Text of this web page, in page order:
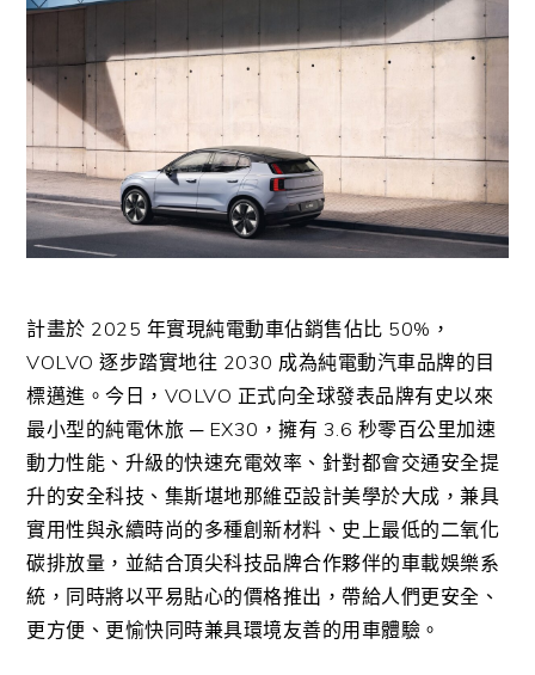
計畫於 2025 年實現純電動車佔銷售佔比 50% ，
VOLVO逐步踏實地往 2030 成為純電動汽車品牌的目
標邁進。今日， VOLVO 正式向全球發表品牌有史以來
最小型的純電休旅 ─EX30 ，擁有 3.6 秒零百公里加速
動力性能、升級的快速充電效率、針對都會交通安全提
升的安全科技、集斯堪地那維亞設計美學於大成，兼具
實用性與永續時尚的多種創新材料、史上最低的二氧化
碳排放量，並結合頂尖科技品牌合作夥伴的車載娛樂系
統，同時將以平易貼心的價格推出，帶給人們更安全、
更方便、更愉快同時兼具環境友善的用車體驗。